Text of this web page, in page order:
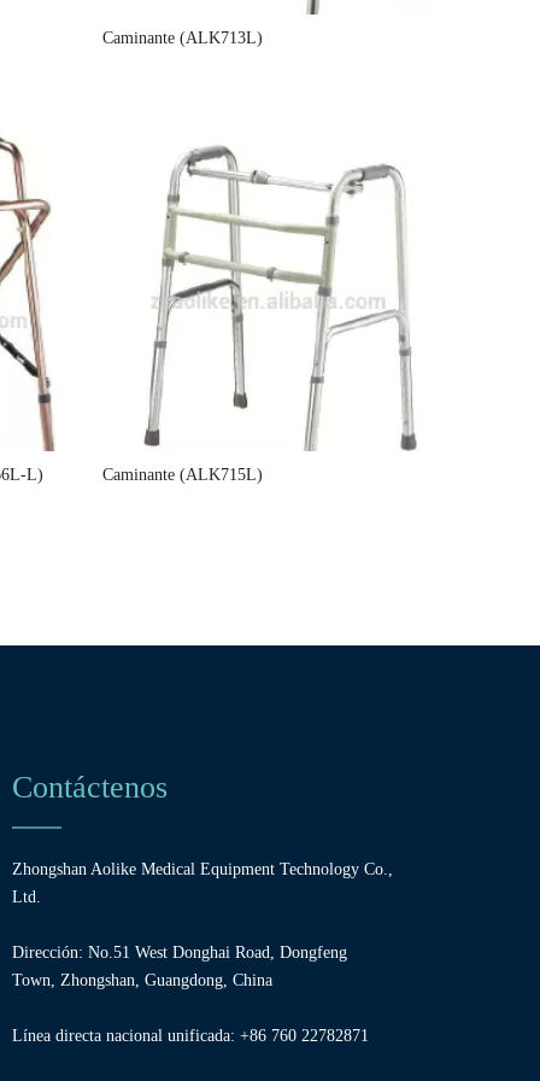
Caminante (ALK713L)
L) Caminante (ALK715L)
Contáctenos
Zhongshan Aolike Medical Equipment Technology Co.,
Ltd.
Dirección: No.51 West Donghai Road, Dongfeng
Town, Zhongshan, Guangdong, China
Línea directa nacional unificada: +86 760 22782871